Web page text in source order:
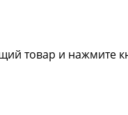
товар и нажмите